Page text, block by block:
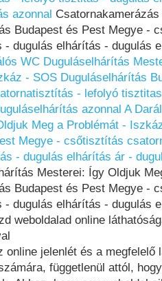
azonnal
Budapest és Pest Megye -
- dugulás elhárítás - dugulás
WC Duguláselhárítás
- SOS Duguláselhárítás
- lefolyó
azonnal A
Meg a Problémát -
Megye - csőtisztítás
- dugulás elhárítás ár -
Mesterei: Így Oldjuk
Budapest és Pest Megye -
- dugulás elhárítás - dugulás
weboldalad online
online jelenlét és a
függetlenül attól,